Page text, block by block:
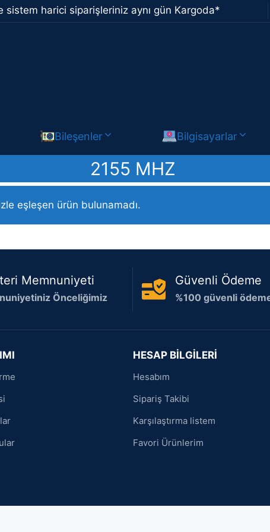
harici siparişleriniz aynı gün Kargoda*
Bileşenler Bilgisayarlar
2155 MHZ
eşleşen ürün bulunamadı.
Memnuniyeti
Önceliğimiz
Güvenli Ödeme
%100 güvenli
HESAP BİLGİLERİ
Hesabım
Sipariş Takibi
Karşılaştırma listem
Favori Ürünlerim